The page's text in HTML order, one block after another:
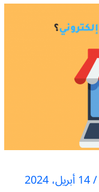
/14 أبريل، 2024